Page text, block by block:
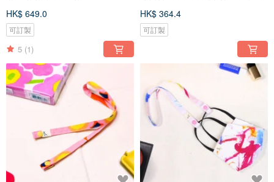
HK$ 649.0
可訂製
5 (1)
HK$ 364.4
可訂製